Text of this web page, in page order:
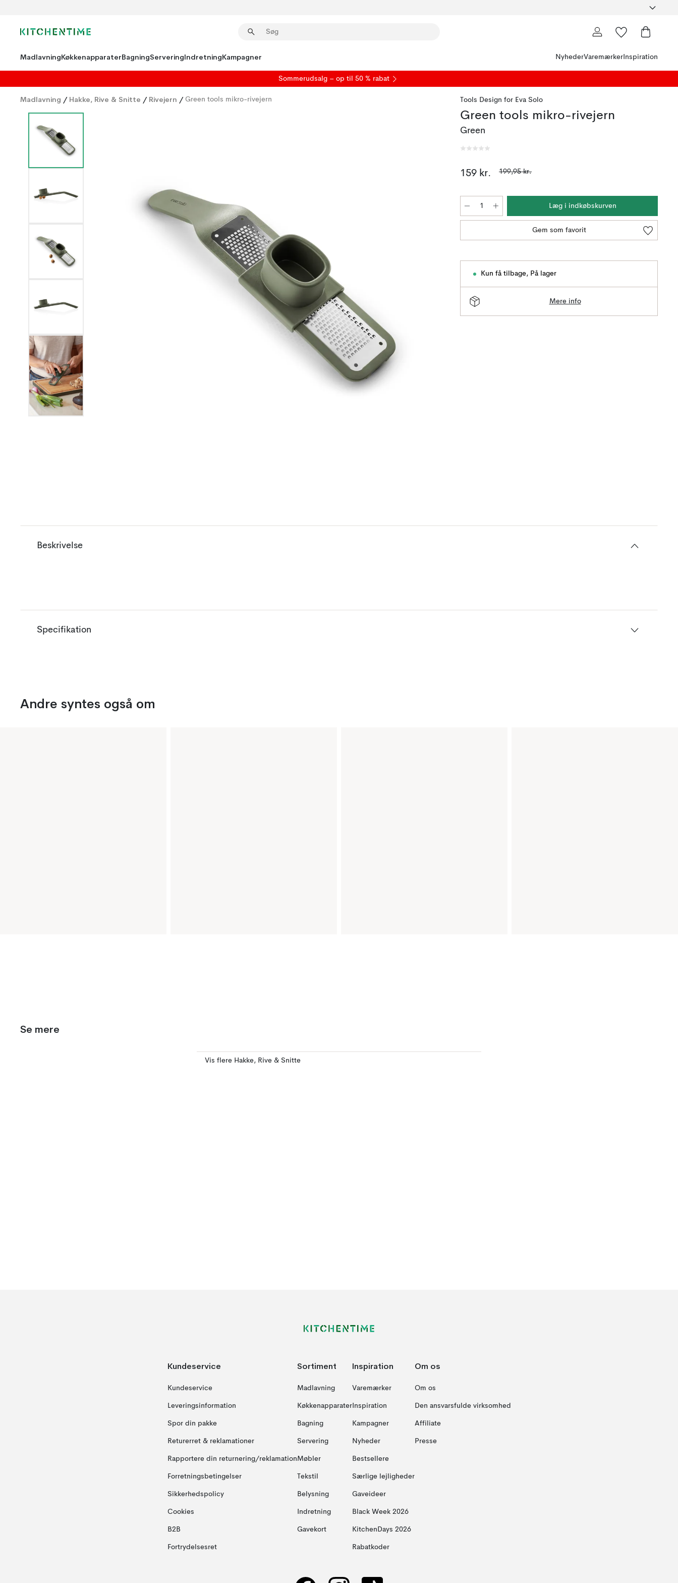
MadlavningKøkkenapparaterBagningServeringIndretningKampagner NyhederVaremærker Inspiration
Sommerudsalg – op til 50 % rabat
Madlavning / Hakke, Rive & Snitte / Rivejern / Green tools mikro-rivejern Tools Design for Eva Solo
Green tools mikro-rivejern
Green
159 kr. 199,95 kr.
Læg i indkøbskurven
Gem som favorit
Kun få tilbage, På lager
Mere info
Beskrivelse
Specifikation
Andre syntes også om
Se mere
Vis flere Hakke, Rive & Snitte
Kundeservice
Kundeservice
Leveringsinformation
Spor din pakke
Returerret & reklamationer
Rapportere din returnering/reklamation
Forretningsbetingelser
Sikkerhedspolicy
Cookies
B2B
Fortrydelsesret
Sortiment
Madlavning
Køkkenapparater
Bagning
Servering
Møbler
Tekstil
Belysning
Indretning
Gavekort
Inspiration
Varemærker
Inspiration
Kampagner
Nyheder
Bestsellere
Særlige lejligheder
Gaveideer
Black Week 2026
KitchenDays 2026
Rabatkoder
Om os
Om os
Den ansvarsfulde virksomhed
Affiliate
Presse